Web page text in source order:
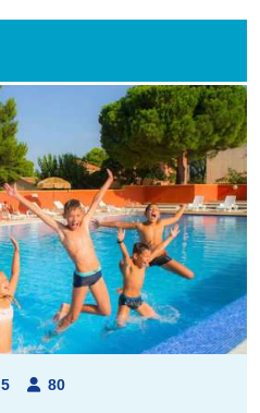
5 80